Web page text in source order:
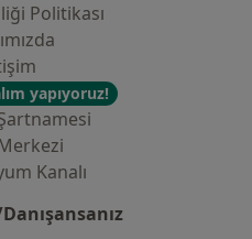
Politikası
yapıyoruz!
Kanalı